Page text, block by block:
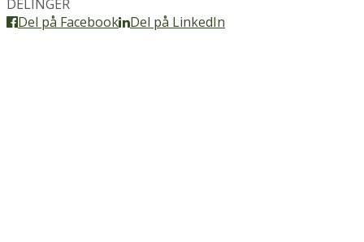
DELINGER
Del på Facebook
Del på LinkedIn